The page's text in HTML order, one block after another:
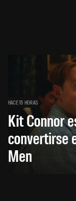
HACE 15 HORAS
Kit Connor
convertirse
Men